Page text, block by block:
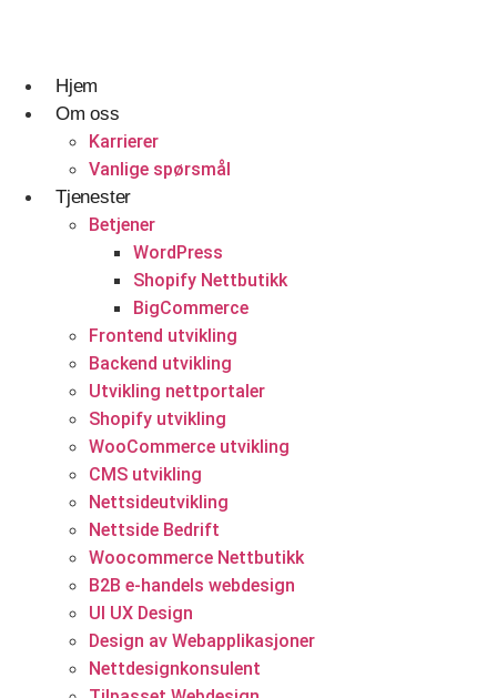
Hjem
Om oss
Karrierer
Vanlige spørsmål
Tjenester
Betjener
WordPress
Shopify Nettbutikk
BigCommerce
Frontend utvikling
Backend utvikling
Utvikling nettportaler
Shopify utvikling
WooCommerce utvikling
CMS utvikling
Nettsideutvikling
Nettside Bedrift
Woocommerce Nettbutikk
B2B e-handels webdesign
UI UX Design
Design av Webapplikasjoner
Nettdesignkonsulent
UI UX Design
Webapplikasjonsdesign
Tilpasset Webdesign
Portefølje Webdesign
Utviklingstjenester
Backend utvikling
Utvikling nettportaler
CMS utvikling
Nettsideutvikling
Reise og gjestfrihet
Reisebyråer
Byggetjenester
Helsevesen og velvære
Hvem vi er og hva vi gjør.
Karrierer
Vanlige spørsmål
Nettsteddesign- og utviklingsbyrå i Norge
Få et tilbud